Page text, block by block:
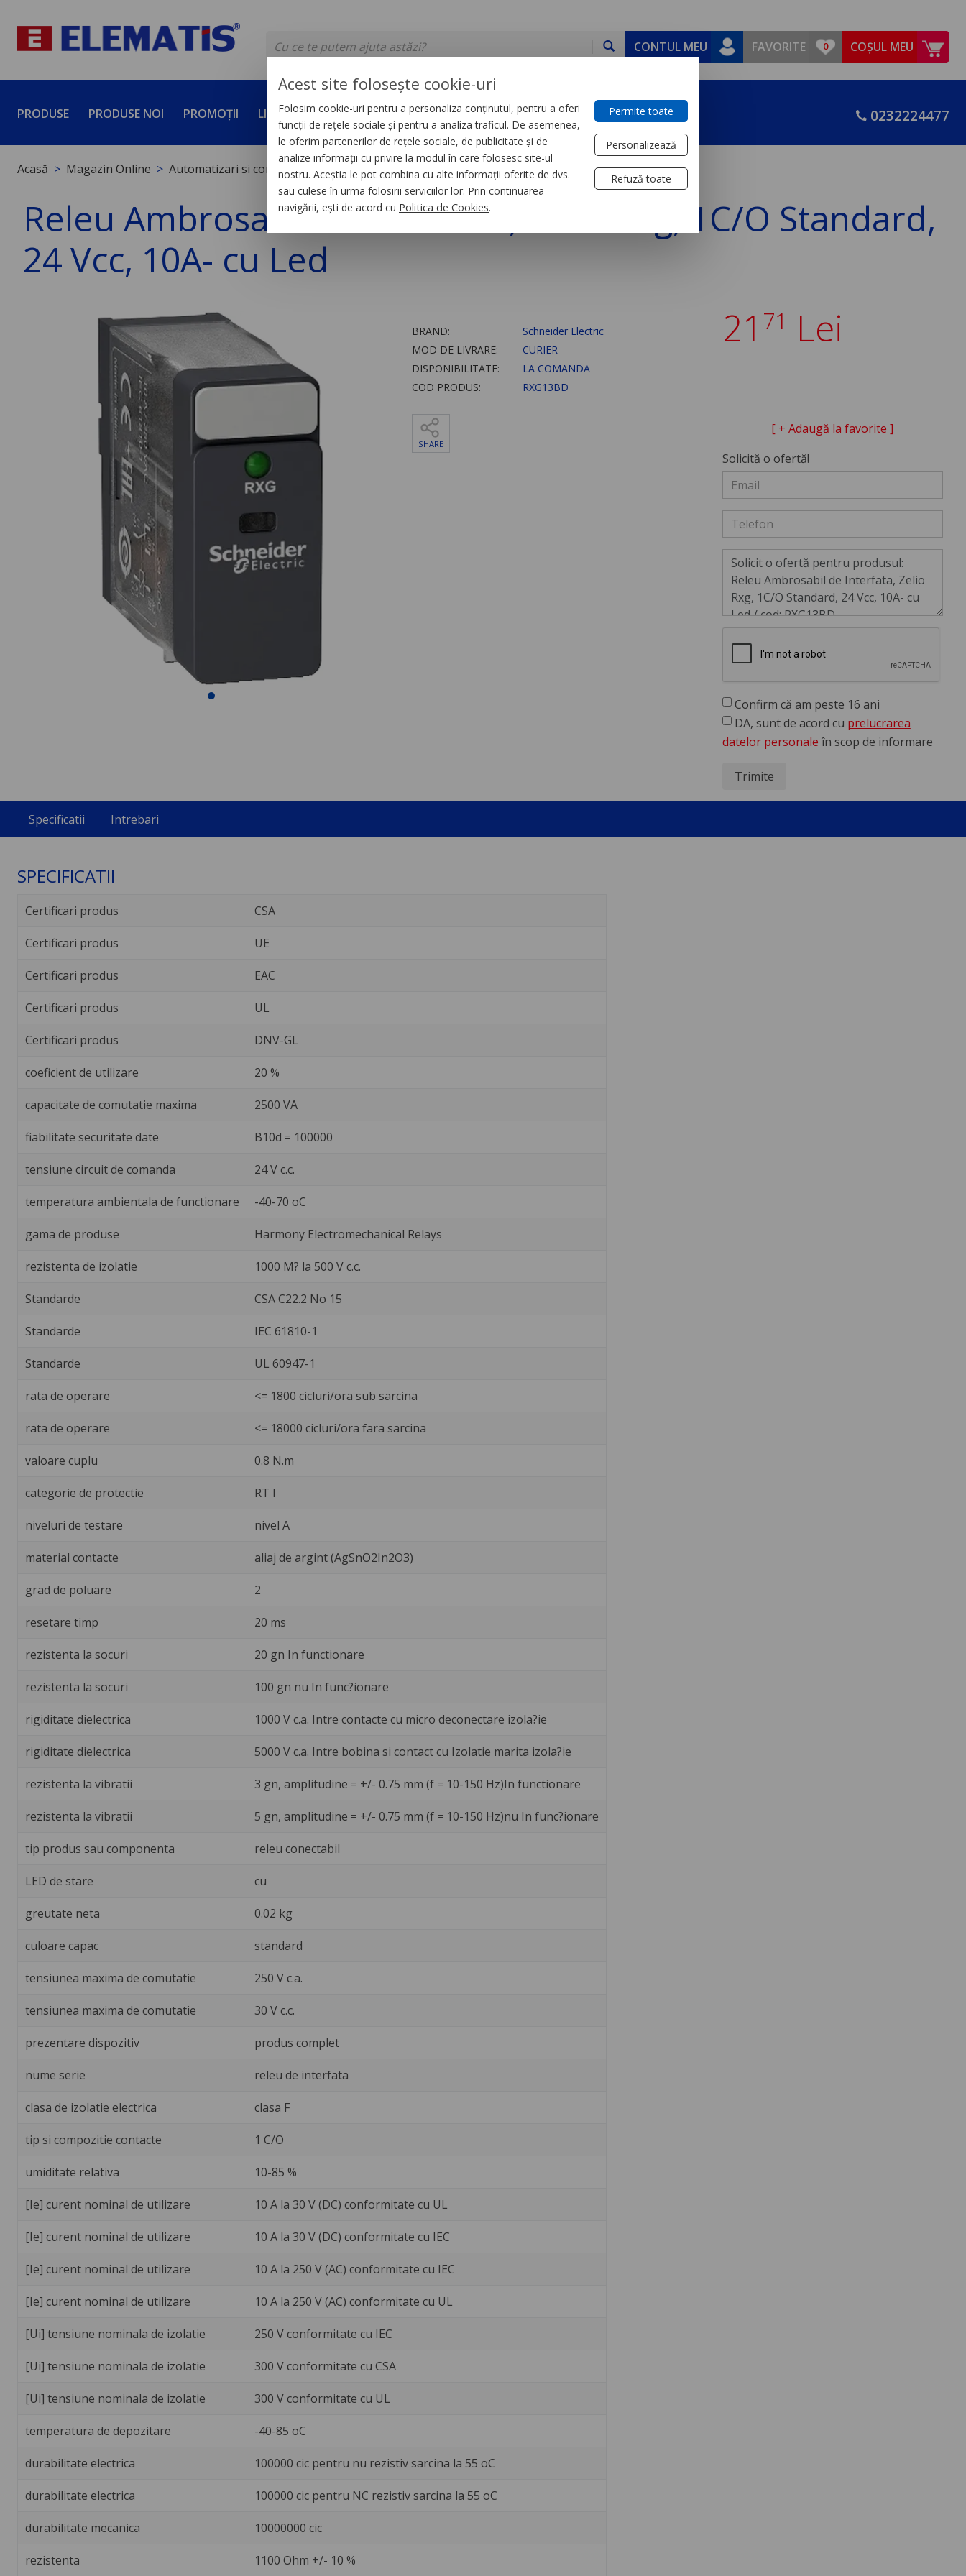
CONTUL MEU FAVORITE COȘUL MEU
PRODUSE PRODUSE NOI PROMOȚII LICHIDĂRI DE STOC SERVICII DEVINO PARTENER CONTACT 0232224477
Acasă Magazin Online Automatizari si control industrial Relee
Releu Ambrosabil de Interfata, Zelio Rxg, 1C/O Standard,
24 Vcc, 10A- cu Led
BRAND:
Schneider Electric
MOD DE LIVRARE:
CURIER
DISPONIBILITATE:
LA COMANDA
COD PRODUS:
RXG13BD
SHARE
21 71 Lei
[ + Adaugă la favorite ]
Solicită o ofertă!
Confirm că am peste 16 ani
DA, sunt de acord cu prelucrarea
datelor personale în scop de informare
Trimite
Specificatii Intrebari
SPECIFICATII
Certificari produs CSA
Certificari produs UE
Certificari produs EAC
Certificari produs UL
Certificari produs DNV-GL
coeficient de utilizare 20 %
capacitate de comutatie maxima 2500 VA
fiabilitate securitate date B10d = 100000
tensiune circuit de comanda 24 V c.c.
temperatura ambientala de functionare -40-70 oC
gama de produse Harmony Electromechanical Relays
rezistenta de izolatie 1000 M? la 500 V c.c.
Standarde CSA C22.2 No 15
Standarde IEC 61810-1
Standarde UL 60947-1
rata de operare <= 1800 cicluri/ora sub sarcina
rata de operare <= 18000 cicluri/ora fara sarcina
valoare cuplu 0.8 N.m
categorie de protectie RT I
niveluri de testare nivel A
material contacte aliaj de argint (AgSnO2In2O3)
grad de poluare 2
resetare timp 20 ms
rezistenta la socuri 20 gn In functionare
rezistenta la socuri 100 gn nu In func?ionare
rigiditate dielectrica 1000 V c.a. Intre contacte cu micro deconectare izola?ie
rigiditate dielectrica 5000 V c.a. Intre bobina si contact cu Izolatie marita izola?ie
rezistenta la vibratii 3 gn, amplitudine = +/- 0.75 mm (f = 10-150 Hz)In functionare
rezistenta la vibratii 5 gn, amplitudine = +/- 0.75 mm (f = 10-150 Hz)nu In func?ionare
tip produs sau componenta releu conectabil
LED de stare cu
greutate neta 0.02 kg
culoare capac standard
tensiunea maxima de comutatie 250 V c.a.
tensiunea maxima de comutatie 30 V c.c.
prezentare dispozitiv produs complet
nume serie releu de interfata
clasa de izolatie electrica clasa F
tip si compozitie contacte 1 C/O
umiditate relativa 10-85 %
[Ie] curent nominal de utilizare 10 A la 30 V (DC) conformitate cu UL
[Ie] curent nominal de utilizare 10 A la 30 V (DC) conformitate cu IEC
[Ie] curent nominal de utilizare 10 A la 250 V (AC) conformitate cu IEC
[Ie] curent nominal de utilizare 10 A la 250 V (AC) conformitate cu UL
[Ui] tensiune nominala de izolatie 250 V conformitate cu IEC
[Ui] tensiune nominala de izolatie 300 V conformitate cu CSA
[Ui] tensiune nominala de izolatie 300 V conformitate cu UL
temperatura de depozitare -40-85 oC
durabilitate electrica 100000 cic pentru nu rezistiv sarcina la 55 oC
durabilitate electrica 100000 cic pentru NC rezistiv sarcina la 55 oC
durabilitate mecanica 10000000 cic
rezistenta 1100 Ohm +/- 10 %
Acest site folosește cookie-uri
Folosim cookie-uri pentru a personaliza conținutul, pentru a oferi
funcții de rețele sociale și pentru a analiza traficul. De asemenea,
le oferim partenerilor de rețele sociale, de publicitate și de
analize informații cu privire la modul în care folosesc site-ul
nostru. Aceștia le pot combina cu alte informații oferite de dvs.
sau culese în urma folosirii serviciilor lor. Prin continuarea
navigării, ești de acord cu Politica de Cookies.
Permite toate
Personalizează
Refuză toate